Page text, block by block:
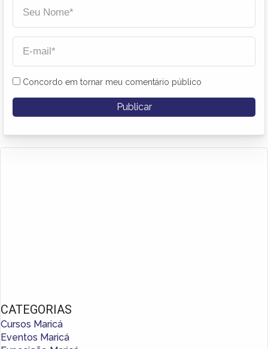
Concordo em tornar meu comentário público
CATEGORIAS
Cursos Maricá
Eventos Maricá